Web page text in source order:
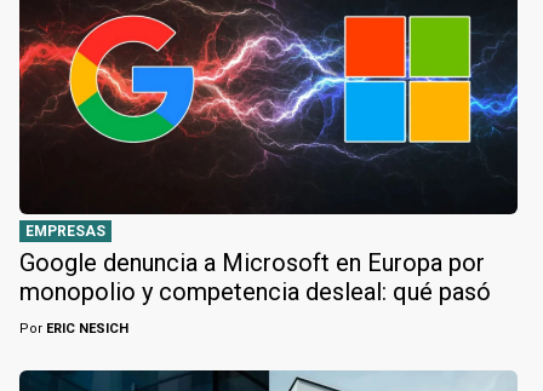
EMPRESAS
Google denuncia a Microsoft en Europa por
monopolio y competencia desleal: qué pasó
Por ERIC NESICH